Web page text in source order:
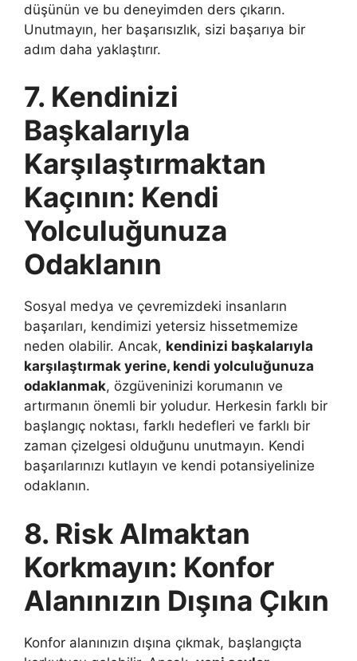
düşünün ve bu deneyimden ders çıkarın.
Unutmayın, her başarısızlık, sizi başarıya bir
adım daha yaklaştırır.
7. Kendinizi
Başkalarıyla
Karşılaştırmaktan
Kaçının: Kendi
Yolculuğunuza
Odaklanın
Sosyal medya ve çevremizdeki insanların
başarıları, kendimizi yetersiz hissetmemize
neden olabilir. Ancak, kendinizi başkalarıyla
karşılaştırmak yerine, kendi yolculuğunuza
odaklanmak, özgüveninizi korumanın ve
artırmanın önemli bir yoludur. Herkesin farklı bir
başlangıç noktası, farklı hedefleri ve farklı bir
zaman çizelgesi olduğunu unutmayın. Kendi
başarılarınızı kutlayın ve kendi potansiyelinize
odaklanın.
8. Risk Almaktan
Korkmayın: Konfor
Alanınızın Dışına Çıkın
Konfor alanınızın dışına çıkmak, başlangıçta